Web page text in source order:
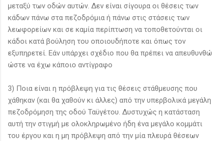
μεταξύ των οδών αυτών. Δεν είναι σίγουρα οι θέσεις των
κάδων πάνω στα πεζοδρόμια ή πάνω στις στάσεις των
λεωφορείων και σε καμία περίπτωση να τοποθετούνται οι
κάδοι κατά βούληση του οποιουδήποτε και όπως τον
εξυπηρετεί. Εάν υπάρχει σχέδιο που θα πρέπει να απευθυνθώ
ώστε να έχω κάποιο αντίγραφο
3) Ποια είναι η πρόβλεψη για τις θέσεις στάθμευσης που
χάθηκαν (και θα χαθούν κι άλλες) από την υπερβολικά μεγάλη
πεζοδρόμηση της οδού Ταϋγέτου. Δυστυχώς η κατάσταση
αυτή την στιγμή με ολοκληρωμένο ήδη ένα μεγάλο κομμάτι
του έργου και η μη πρόβλεψη από την μία πλευρά θέσεων